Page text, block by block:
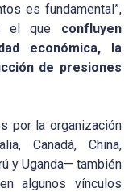
es fundamental”,
el que confluyen
económica, la
de presiones
por la organización
Canadá, China,
y Uganda— también
algunos vínculos